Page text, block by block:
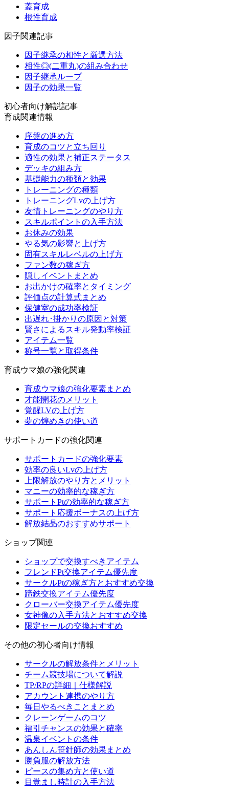
蓋育成
根性育成
因子関連記事
因子継承の相性と厳選方法
相性◎(二重丸)の組み合わせ
因子継承ループ
因子の効果一覧
初心者向け解説記事
育成関連情報
序盤の進め方
育成のコツと立ち回り
適性の効果と補正ステータス
デッキの組み方
基礎能力の種類と効果
トレーニングの種類
トレーニングLvの上げ方
友情トレーニングのやり方
スキルポイントの入手方法
お休みの効果
やる気の影響と上げ方
固有スキルレベルの上げ方
ファン数の稼ぎ方
隠しイベントまとめ
お出かけの確率とタイミング
評価点の計算式まとめ
保健室の成功率検証
出遅れ･掛かりの原因と対策
賢さによるスキル発動率検証
アイテム一覧
称号一覧と取得条件
育成ウマ娘の強化関連
育成ウマ娘の強化要素まとめ
才能開花のメリット
覚醒LVの上げ方
夢の煌めきの使い道
サポートカードの強化関連
サポートカードの強化要素
効率の良いLvの上げ方
上限解放のやり方とメリット
マニーの効率的な稼ぎ方
サポートPtの効率的な稼ぎ方
サポート応援ボーナスの上げ方
解放結晶のおすすめサポート
ショップ関連
ショップで交換すべきアイテム
フレンドPt交換アイテム優先度
サークルPtの稼ぎ方とおすすめ交換
蹄鉄交換アイテム優先度
クローバー交換アイテム優先度
女神像の入手方法とおすすめ交換
限定セールの交換おすすめ
その他の初心者向け情報
サークルの解放条件とメリット
チーム競技場について解説
TP/RPの詳細｜仕様解説
アカウント連携のやり方
毎日やるべきことまとめ
クレーンゲームのコツ
福引チャンスの効果と確率
温泉イベントの条件
あんしん笹針師の効果まとめ
勝負服の解放方法
ピースの集め方と使い道
目覚まし時計の入手方法